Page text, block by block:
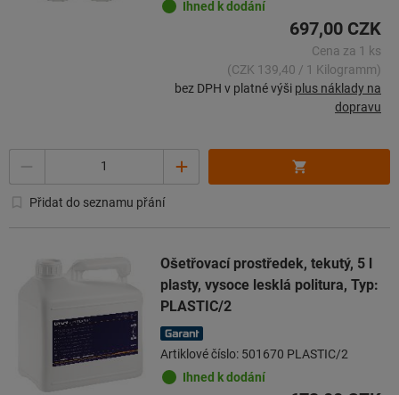
Ihned k dodání
697,00 CZK
Cena za 1 ks
(CZK 139,40 / 1 Kilogramm)
bez DPH v platné výši plus náklady na
dopravu
Přidat do seznamu přání
Ošetřovací prostředek, tekutý, 5 l
plasty, vysoce lesklá politura, Typ:
PLASTIC/2
Artiklové číslo: 501670 PLASTIC/2
Ihned k dodání